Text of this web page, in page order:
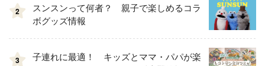
2
スンスンって何者？ 親子で楽しめるコラ
ボグッズ情報
3
子連れに最適！ キッズとママ・パパが楽